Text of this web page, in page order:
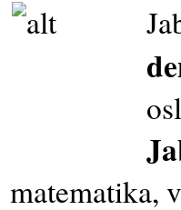
matematika,